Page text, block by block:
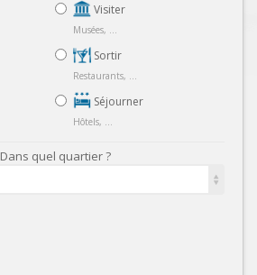
Visiter
Musées, ...
Sortir
Restaurants, ...
Séjourner
Hôtels, ...
Dans quel quartier ?